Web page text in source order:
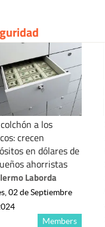
a los
crecen
en dólares de
ahorristas
Laborda
Members
02 de Septiembre